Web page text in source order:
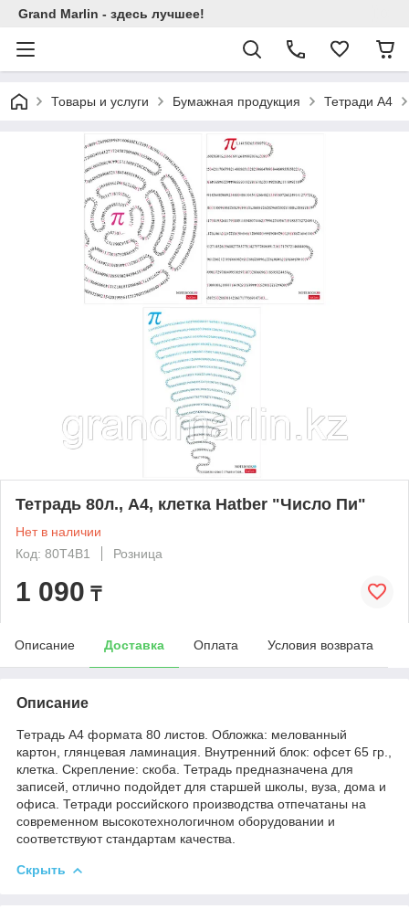
Grand Marlin - здесь лучшее!
Товары и услуги Бумажная продукция Тетради А4
Тетрадь 80л., А4, клетка Hatber "Число Пи"
Нет в наличии
Код: 80Т4В1
Розница
1 090 ₸
Описание Доставка Оплата Условия возврата
Описание
Тетрадь А4 формата 80 листов. Обложка: мелованный
картон, глянцевая ламинация. Внутренний блок: офсет 65 гр.,
клетка. Скрепление: скоба. Тетрадь предназначена для
записей, отлично подойдет для старшей школы, вуза, дома и
офиса. Тетради российского производства отпечатаны на
современном высокотехнологичном оборудовании и
соответствуют стандартам качества.
Скрыть